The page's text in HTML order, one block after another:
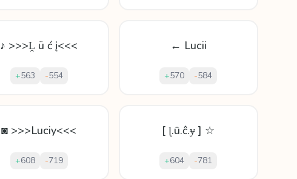
♪ >>>Ḽ ü ć į<<<
+563 -554
← Lucii
+570 -584
◙ >>>Luciy<<<
+608 -719
[ ɭ.ū.ĉ.ɏ ] ☆
+604 -781